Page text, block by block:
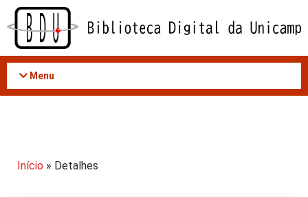
Acessar
conteúdo
Menu
Início » Detalhes